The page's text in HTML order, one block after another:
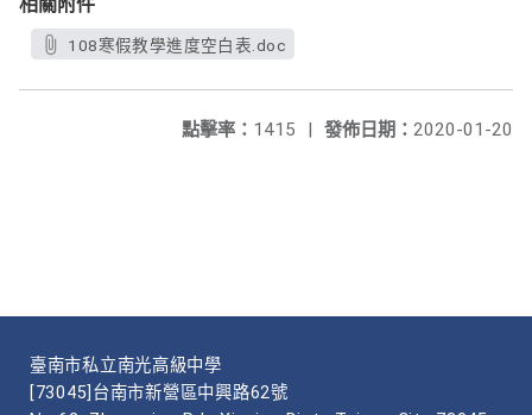
108寒假教學進度空白表.doc
發佈日期： 2020-01-20
點擊率： 1415 |
臺南市私立南光高級中學
[73045]台南市新營區中興路62號